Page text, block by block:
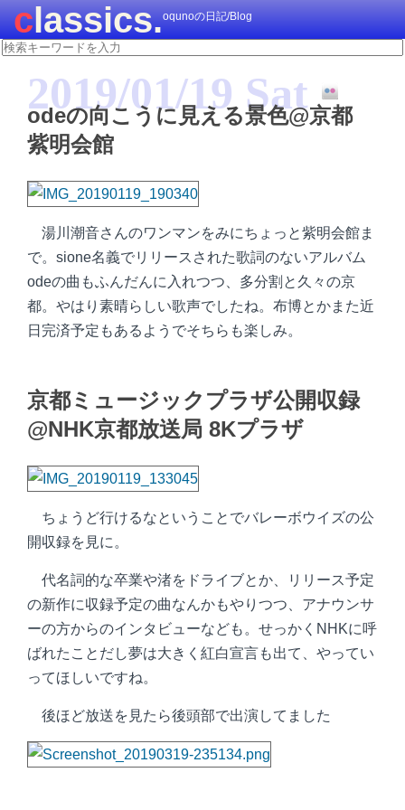
classics.oqunoの日記/Blog
2019/01/19 Sat
odeの向こうに見える景色@京都
紫明会館
湯川潮音さんのワンマンをみにちょっと紫明会館ま
で。sione名義でリリースされた歌詞のないアルバム
odeの曲もふんだんに入れつつ、多分割と久々の京
都。やはり素晴らしい歌声でしたね。布博とかまた近
日完済予定もあるようでそちらも楽しみ。
京都ミュージックプラザ公開収録
@NHK京都放送局 8Kプラザ
ちょうど行けるなということでバレーボウイズの公
開収録を見に。
代名詞的な卒業や渚をドライブとか、リリース予定
の新作に収録予定の曲なんかもやりつつ、アナウンサ
ーの方からのインタビューなども。せっかくNHKに呼
ばれたことだし夢は大きく紅白宣言も出て、やってい
ってほしいですね。
後ほど放送を見たら後頭部で出演してました